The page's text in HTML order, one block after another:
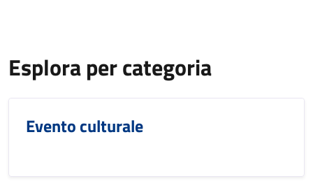
Esplora per categoria
Evento culturale